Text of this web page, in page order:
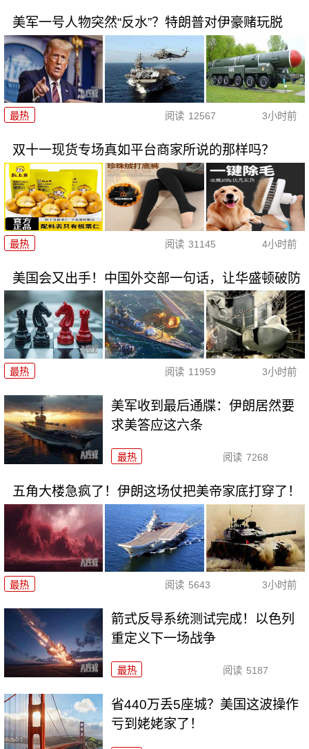
美军一号人物突然“反水”？特朗普对伊豪赌玩脱
最热 阅读 12567 3小时前
双十一现货专场真如平台商家所说的那样吗？
最热 阅读 31145 4小时前
美国会又出手！中国外交部一句话，让华盛顿破防
最热 阅读 11959 3小时前
美军收到最后通牒：伊朗居然要
求美答应这六条
最热 阅读 7268
五角大楼急疯了！伊朗这场仗把美帝家底打穿了！
最热 阅读 5643 3小时前
箭式反导系统测试完成！以色列
重定义下一场战争
最热 阅读 5187
省440万丢5座城？美国这波操作
亏到姥姥家了！